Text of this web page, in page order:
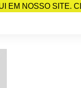
EM NOSSO SITE.